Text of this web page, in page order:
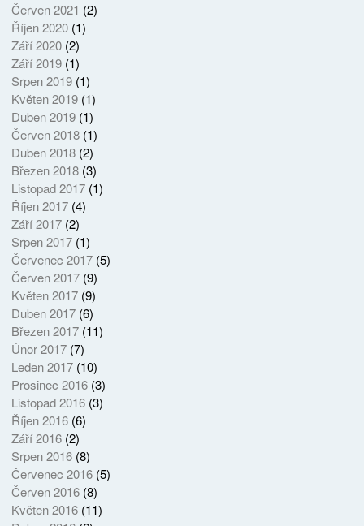
Červen 2021 (2)
Říjen 2020(1)
Září 2020(2)
Září 2019(1)
Srpen 2019(1)
Květen 2019(1)
Duben 2019(1)
Červen 2018(1)
Duben 2018(2)
Březen 2018(3)
Listopad 2017(1)
Říjen 2017(4)
Září 2017(2)
Srpen 2017(1)
Červenec 2017(5)
Červen 2017(9)
Květen 2017(9)
Duben 2017(6)
Březen 2017(11)
Únor 2017(7)
Leden 2017(10)
Prosinec 2016(3)
Listopad 2016(3)
Říjen 2016(6)
Září 2016(2)
Srpen 2016(8)
Červenec 2016(5)
Červen 2016(8)
Květen 2016(11)